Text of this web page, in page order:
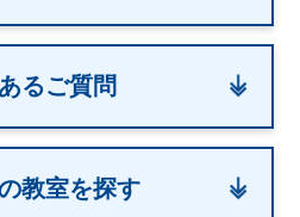
るご質問
教室を探す